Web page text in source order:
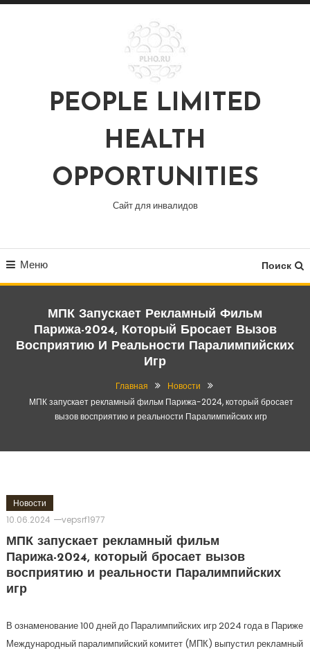
Перейти
PEOPLE LIMITED
HEALTH
OPPORTUNITIES
Сайт для инвалидов
Меню Поиск
МПК Запускает Рекламный Фильм
Парижа-2024, Который Бросает Вызов
Восприятию И Реальности Паралимпийских
Игр
Главная
Новости
МПК запускает рекламный фильм Парижа-2024, который бросает
вызов восприятию и реальности Паралимпийских игр
Новости
10.06.2024
vepsrf1977
МПК запускает рекламный фильм
Парижа-2024, который бросает вызов
восприятию и реальности Паралимпийских
игр
В ознаменование 100 дней до Паралимпийских игр 2024 года в Париже
Международный паралимпийский комитет (МПК) выпустил рекламный